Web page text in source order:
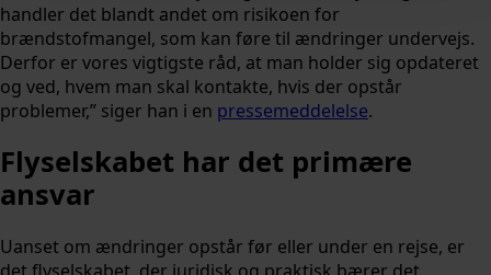
handler det blandt andet om risikoen for
brændstofmangel, som kan føre til ændringer undervejs.
Derfor er vores vigtigste råd, at man holder sig opdateret
og ved, hvem man skal kontakte, hvis der opstår
problemer,” siger han i en pressemeddelelse.
Flyselskabet har det primære
ansvar
Uanset om ændringer opstår før eller under en rejse, er